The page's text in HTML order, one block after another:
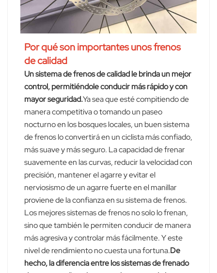
Por qué son importantes unos frenos
de calidad
Un sistema de frenos de calidad le brinda un mejor
control, permitiéndole conducir más rápido y con
mayor seguridad.Ya sea que esté compitiendo de
manera competitiva o tomando un paseo
nocturno en los bosques locales, un buen sistema
de frenos lo convertirá en un ciclista más confiado,
más suave y más seguro. La capacidad de frenar
suavemente en las curvas, reducir la velocidad con
precisión, mantener el agarre y evitar el
nerviosismo de un agarre fuerte en el manillar
proviene de la confianza en su sistema de frenos.
Los mejores sistemas de frenos no solo lo frenan,
sino que también le permiten conducir de manera
más agresiva y controlar más fácilmente. Y este
nivel de rendimiento no cuesta una fortuna.De
hecho, la diferencia entre los sistemas de frenado